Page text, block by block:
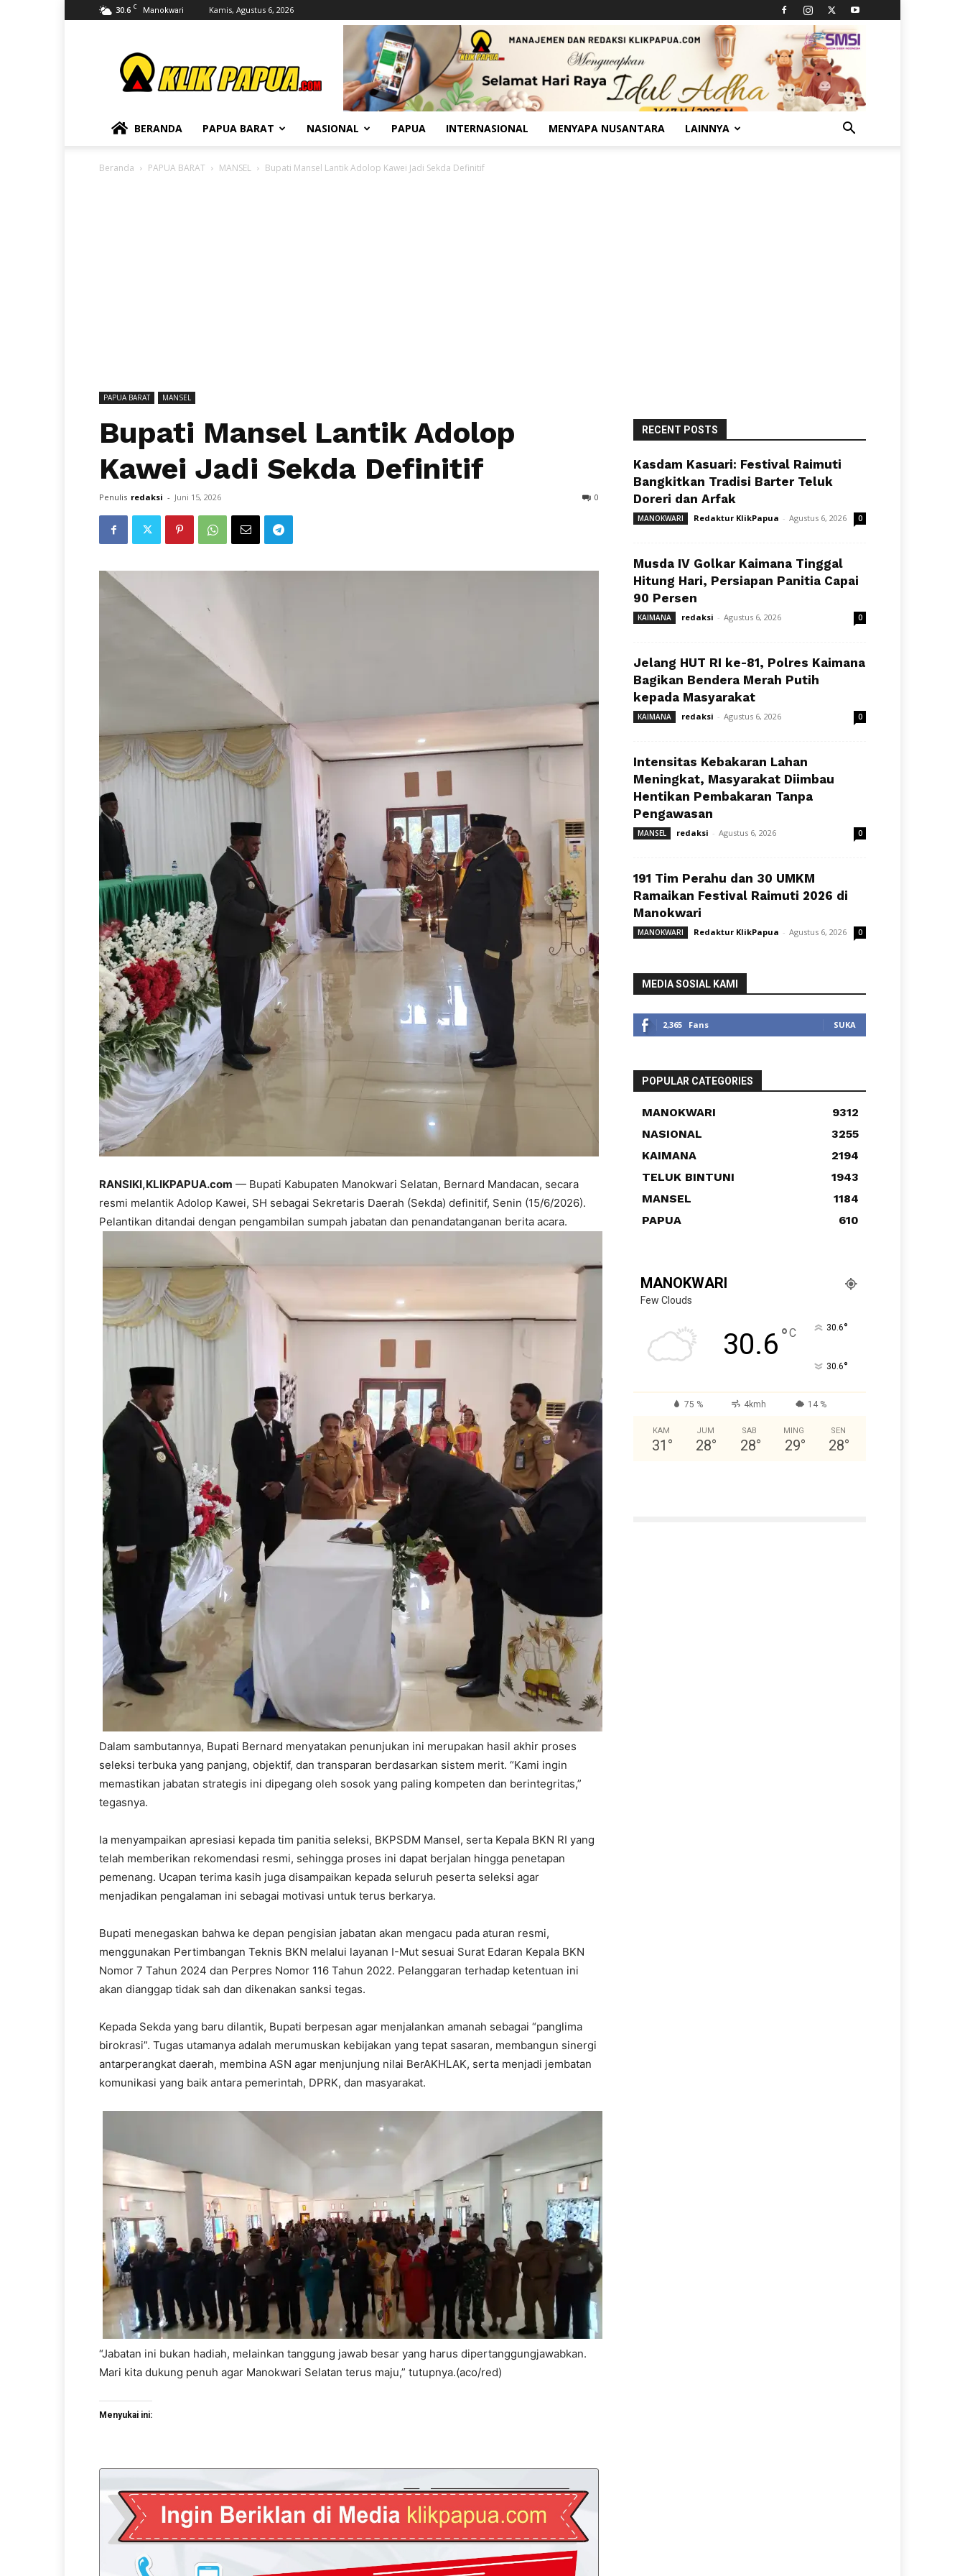
30.6 C Manokwari Kamis, Agustus 6, 2026
BERANDA PAPUA BARAT NASIONAL PAPUA INTERNASIONAL MENYAPA NUSANTARA LAINNYA
Beranda PAPUA BARAT MANSEL Bupati Mansel Lantik Adolop Kawei Jadi Sekda Definitif
PAPUA BARAT MANSEL
Bupati Mansel Lantik Adolop
Kawei Jadi Sekda Definitif
Penulis redaksi - Juni 15, 2026 0
RANSIKI,KLIKPAPUA.com — Bupati Kabupaten Manokwari Selatan, Bernard Mandacan, secara
resmi melantik Adolop Kawei, SH sebagai Sekretaris Daerah (Sekda) definitif, Senin (15/6/2026).
Pelantikan ditandai dengan pengambilan sumpah jabatan dan penandatanganan berita acara.
Dalam sambutannya, Bupati Bernard menyatakan penunjukan ini merupakan hasil akhir proses
seleksi terbuka yang panjang, objektif, dan transparan berdasarkan sistem merit. “Kami ingin
memastikan jabatan strategis ini dipegang oleh sosok yang paling kompeten dan berintegritas,”
tegasnya.
Ia menyampaikan apresiasi kepada tim panitia seleksi, BKPSDM Mansel, serta Kepala BKN RI yang
telah memberikan rekomendasi resmi, sehingga proses ini dapat berjalan hingga penetapan
pemenang. Ucapan terima kasih juga disampaikan kepada seluruh peserta seleksi agar
menjadikan pengalaman ini sebagai motivasi untuk terus berkarya.
Bupati menegaskan bahwa ke depan pengisian jabatan akan mengacu pada aturan resmi,
menggunakan Pertimbangan Teknis BKN melalui layanan I-Mut sesuai Surat Edaran Kepala BKN
Nomor 7 Tahun 2024 dan Perpres Nomor 116 Tahun 2022. Pelanggaran terhadap ketentuan ini
akan dianggap tidak sah dan dikenakan sanksi tegas.
Kepada Sekda yang baru dilantik, Bupati berpesan agar menjalankan amanah sebagai “panglima
birokrasi”. Tugas utamanya adalah merumuskan kebijakan yang tepat sasaran, membangun sinergi
antarperangkat daerah, membina ASN agar menjunjung nilai BerAKHLAK, serta menjadi jembatan
komunikasi yang baik antara pemerintah, DPRK, dan masyarakat.
“Jabatan ini bukan hadiah, melainkan tanggung jawab besar yang harus dipertanggungjawabkan.
Mari kita dukung penuh agar Manokwari Selatan terus maju,” tutupnya.(aco/red)
Menyukai ini:
RECENT POSTS
Kasdam Kasuari: Festival Raimuti
Bangkitkan Tradisi Barter Teluk
Doreri dan Arfak
MANOKWARI Redaktur KlikPapua - Agustus 6, 2026 0
Musda IV Golkar Kaimana Tinggal
Hitung Hari, Persiapan Panitia Capai
90 Persen
KAIMANA redaksi - Agustus 6, 2026 0
Jelang HUT RI ke-81, Polres Kaimana
Bagikan Bendera Merah Putih
kepada Masyarakat
KAIMANA redaksi - Agustus 6, 2026 0
Intensitas Kebakaran Lahan
Meningkat, Masyarakat Diimbau
Hentikan Pembakaran Tanpa
Pengawasan
MANSEL redaksi - Agustus 6, 2026 0
191 Tim Perahu dan 30 UMKM
Ramaikan Festival Raimuti 2026 di
Manokwari
MANOKWARI Redaktur KlikPapua - Agustus 6, 2026 0
MEDIA SOSIAL KAMI
2,365 Fans SUKA
POPULAR CATEGORIES
MANOKWARI
9312
NASIONAL
3255
KAIMANA
2194
TELUK BINTUNI
1943
MANSEL
1184
PAPUA
610
MANOKWARI
Few Clouds
30.6°C 30.6°
30.6°
75 % 4kmh 14 %
KAM
31 °
JUM
28°
SAB
28°
MING
29°
SEN
28°